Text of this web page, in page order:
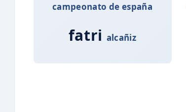
campeonato de españa
fatri alcañiz